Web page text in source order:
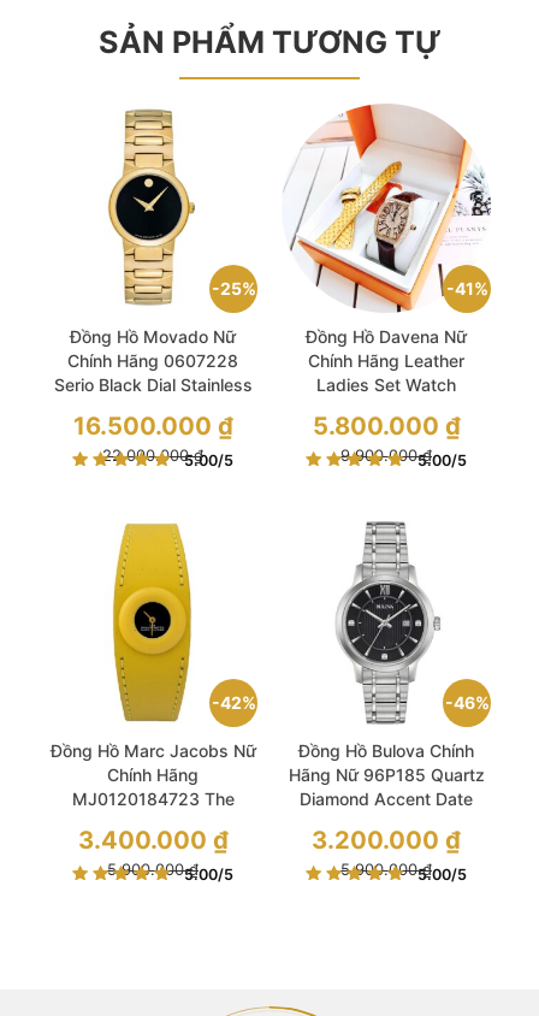
SẢN PHẨM TƯƠNG TỰ
25%
Đồng Hồ Movado Nữ
Chính Hãng 0607228
Serio Black Dial Stainless
22.000.000₫
Giá
gốc
là:
22.000.000 ₫.
16.500.000 ₫
Giá
hiện
5.00/5
41%
Đồng Hồ Davena Nữ
Chính Hãng Leather
Ladies Set Watch
9.900.000₫
Giá
gốc
là:
9.900.000 ₫.
5.800.000 ₫
Giá
hiện
5.00/5
42%
Đồng Hồ Marc Jacobs Nữ
Chính Hãng
MJ0120184723 The
Ladies Watch
5.900.000₫
Giá
gốc
là:
5.900.000 ₫.
3.400.000 ₫
Giá
hiện
5.00/5
46%
Đồng Hồ Bulova Chính
Hãng Nữ 96P185 Quartz
Diamond Accent Date
Watch
5.900.000₫
Giá
gốc
là:
5.900.000 ₫.
3.200.000 ₫
Giá
hiện
5.00/5